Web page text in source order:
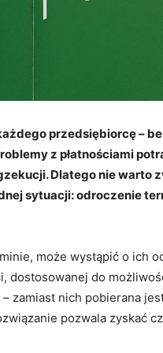
przedsiębiorcę –
z płatnościami
Dlatego nie warto
sytuacji: odroczenie
może wystąpić o ich
dostosowanej do
zamiast nich pobierana
pozwala zyskać